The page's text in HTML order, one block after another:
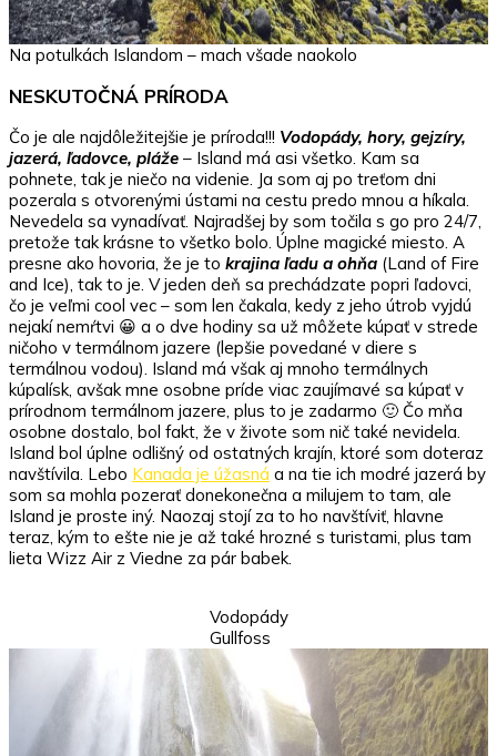
Na potulkách Islandom – mach všade naokolo
NESKUTOČNÁ PRÍRODA
Čo je ale najdôležitejšie je príroda!!! Vodopády, hory, gejzíry,
jazerá, ľadovce, pláže – Island má asi všetko. Kam sa
pohnete, tak je niečo na videnie. Ja som aj po treťom dni
pozerala s otvorenými ústami na cestu predo mnou a híkala.
Nevedela sa vynadívať. Najradšej by som točila s go pro 24/7,
pretože tak krásne to všetko bolo. Úplne magické miesto. A
presne ako hovoria, že je to krajina ľadu a ohňa (Land of Fire
and Ice), tak to je. V jeden deň sa prechádzate popri ľadovci,
čo je veľmi cool vec – som len čakala, kedy z jeho útrob vyjdú
nejakí nemŕtvi 😀 a o dve hodiny sa už môžete kúpať v strede
ničoho v termálnom jazere (lepšie povedané v diere s
termálnou vodou). Island má však aj mnoho termálnych
kúpalísk, avšak mne osobne príde viac zaujímavé sa kúpať v
prírodnom termálnom jazere, plus to je zadarmo 🙂 Čo mňa
osobne dostalo, bol fakt, že v živote som nič také nevidela.
Island bol úplne odlišný od ostatných krajín, ktoré som doteraz
navštívila. Lebo Kanada je úžasná a na tie ich modré jazerá by
som sa mohla pozerať donekonečna a milujem to tam, ale
Island je proste iný. Naozaj stojí za to ho navštíviť, hlavne
teraz, kým to ešte nie je až také hrozné s turistami, plus tam
lieta Wizz Air z Viedne za pár babek.
Vodopády
Gullfoss